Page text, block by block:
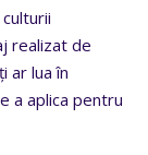
realizat de
ar lua în
a aplica pentru